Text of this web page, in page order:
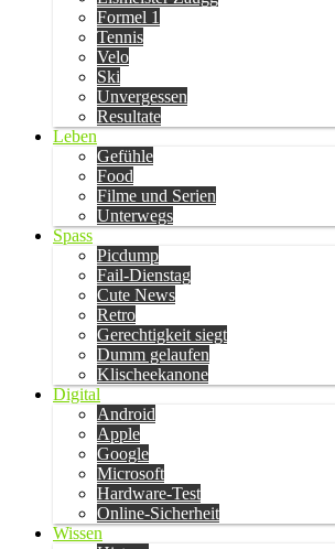
Formel 1
Tennis
Velo
Ski
Unvergessen
Resultate
Leben
Gefühle
Food
Filme und Serien
Unterwegs
Spass
Picdump
Fail-Dienstag
Cute News
Retro
Gerechtigkeit siegt
Dumm gelaufen
Klischeekanone
Digital
Android
Apple
Google
Microsoft
Hardware-Test
Online-Sicherheit
Wissen